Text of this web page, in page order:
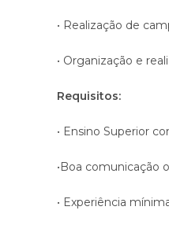
• Realização de
• Organização e
Requisitos:
• Ensino Superior
•Boa comunicação
• Experiência